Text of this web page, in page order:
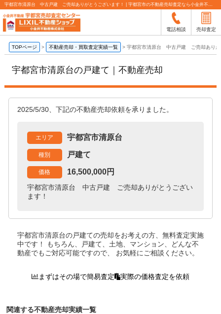
宇都宮市清原台 中古戸建 ご売却ありがとうございます！ | 宇都宮市の不動産売却査定なら小金井不動産
電話相談 売却査定
TOPページ > 不動産売却・買取査定実績一覧 > 宇都宮市清原台 中古戸建 ご売却ありが
宇都宮市清原台の戸建て｜不動産売却
2025/5/30、下記の不動産売却依頼を承りました。
エリア 宇都宮市清原台
種別 戸建て
価格 16,500,000円
宇都宮市清原台 中古戸建 ご売却ありがとうござい
ます！
宇都宮市清原台の戸建ての売却をお考えの方、無料査定実施
中です！
もちろん、戸建て、土地、マンション、どんな不
動産でもご対応可能ですので、 お気軽にご相談ください。
まずはその場で簡易査定 実際の価格査定を依頼
関連する不動産売却実績一覧